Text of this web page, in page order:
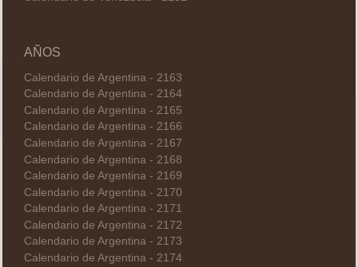
AÑOS
Calendario de Argentina - 2163
Calendario de Argentina - 2164
Calendario de Argentina - 2165
Calendario de Argentina - 2166
Calendario de Argentina - 2167
Calendario de Argentina - 2168
Calendario de Argentina - 2169
Calendario de Argentina - 2170
Calendario de Argentina - 2171
Calendario de Argentina - 2172
Calendario de Argentina - 2173
Calendario de Argentina - 2174